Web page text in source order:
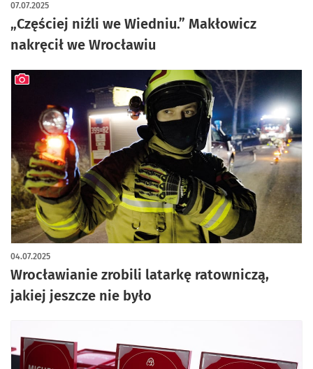
„Częściej niźli we Wiedniu.” Makłowicz
nakręcił we Wrocławiu
07.07.2025
Wrocławianie zrobili latarkę ratowniczą,
jakiej jeszcze nie było
04.07.2025
artykuł z galerią zdjęć